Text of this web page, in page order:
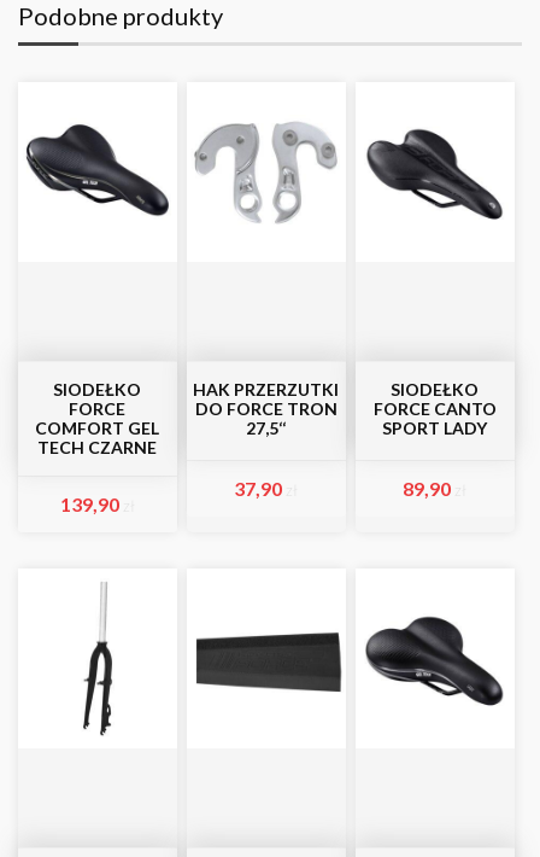
Podobne produkty
SIODEŁKO
FORCE
COMFORT GEL
TECH CZARNE
139,90
HAK PRZERZUTKI
DO FORCE TRON
27,5‘‘
37,90
SIODEŁKO
FORCE CANTO
SPORT LADY
89,90